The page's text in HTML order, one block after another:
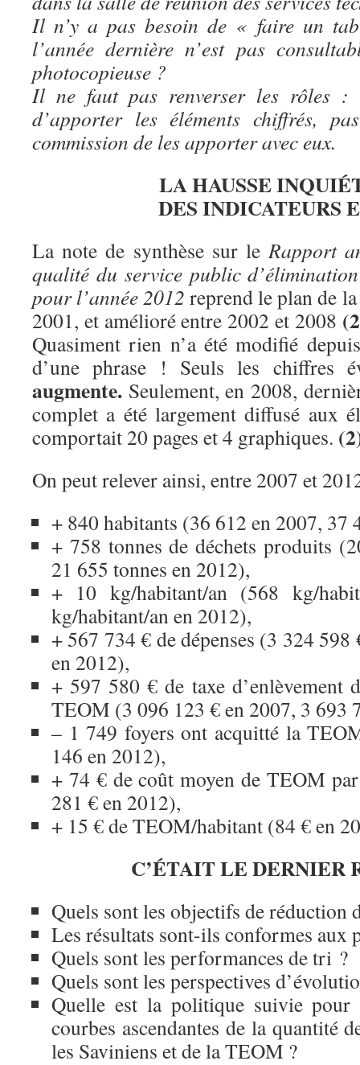
Il n’y a pas besoin de « faire un
l’année dernière n’est pas
photocopieuse ?
Il ne faut pas renverser les rôles :
d’apporter les éléments chiffrés,
commission de les apporter avec eux.
LA HAUSSE
DES INDICATEURS
La note de synthèse sur leRapport
qualité du service public d’élimination
pour l’année 2012 reprend le plan de
2001, et amélioré entre 2002 et 2008
Quasiment rien n’a été modifié
d’une phrase ! Seuls les chiffres
augmente. Seulement, en 2008,
complet a été largement diffusé aux
comportait 20 pages et 4 graphiques.
On peut relever ainsi, entre 2007 et
+ 840 habitants (36 612 en 2007, 37
+ 758 tonnes de déchets produits
21 655 tonnes en 2012),
+ 10 kg/habitant/an (568 kg/
kg/habitant/an en 2012),
+ 567 734 € de dépenses (3 324
en 2012),
+ 597 580 € de taxe d’enlèvement
TEOM (3 096 123 € en 2007, 3 693
– 1 749 foyers ont acquitté la
146 en 2012),
+ 74 € de coût moyen de TEOM
281 € en 2012),
+ 15 € de TEOM/habitant (84 € en
C’ÉTAIT LE DERNIER
Quels sont les objectifs de réduction
Les résultats sont-ils conformes aux
Quels sont les performances de tri ?
Quels sont les perspectives
Quelle est la politique suivie
courbes ascendantes de la quantité
les Saviniens et de la TEOM ?